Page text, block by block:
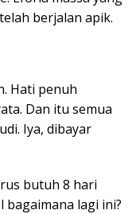
berjalan apik.
Hati penuh
Dan itu semua
Iya, dibayar
butuh 8 hari
bagaimana lagi ini?